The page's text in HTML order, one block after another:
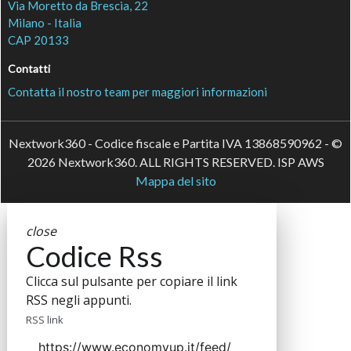
Via Moretto da Brescia, 22
Milano - Italia
CAP 20133
Contatti
Contatta il nostro team per maggiori informazioni
Nextwork360 - Codice fiscale e Partita IVA 13868590962 - ©
2026 Nextwork360. ALL RIGHTS RESERVED. ISP AWS
Mappa del sito
close
Codice Rss
Clicca sul pulsante per copiare il link
RSS negli appunti.
RSS link